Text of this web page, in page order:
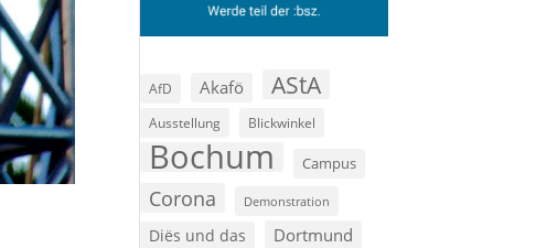
AfD Akafö AStA
Ausstellung Blickwinkel
Bochum Campus
Corona Demonstration
Diës und das Dortmund